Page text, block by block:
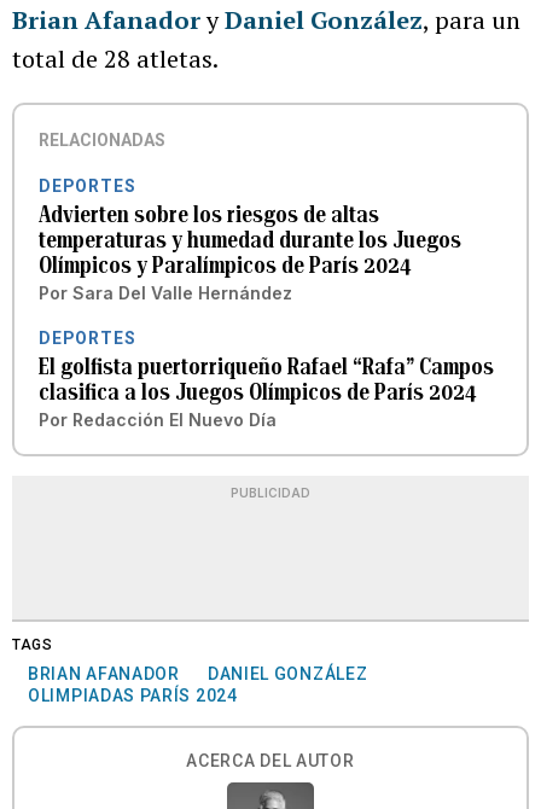
Brian AfanadoryDaniel González, para un
total de 28 atletas.
RELACIONADAS
DEPORTES
Advierten sobre los riesgos de altas
temperaturas y humedad durante los Juegos
Olímpicos y Paralímpicos de París 2024
Por Sara Del Valle Hernández
DEPORTES
El golfista puertorriqueño Rafael “Rafa” Campos
clasifica a los Juegos Olímpicos de París 2024
Por Redacción El Nuevo Día
PUBLICIDAD
TAGS
BRIAN AFANADOR
DANIEL GONZÁLEZ
OLIMPIADAS PARÍS 2024
ACERCA DEL AUTOR